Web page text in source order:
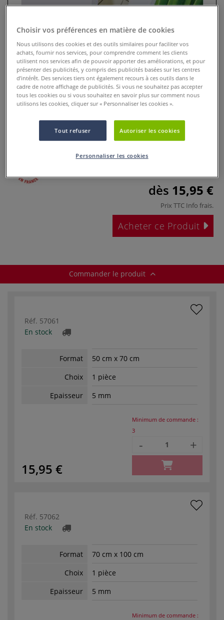
Airplac®EXPO Adhesive
0 Commentaires
support haut de gamme pour le contrecollage et le montage
de documents.
Plus
dès 15,95 €
Prix TTC Info frais.
Acheter ce Produit
Commander le produit
Réf. 57061
En stock
Format
50 cm x 70 cm
Choix
1 pièce
Epaisseur
5 mm
15,95 €
Minimum de commande :
3
- +
Réf. 57062
En stock
Format
70 cm x 100 cm
Choix
1 pièce
Epaisseur
5 mm
Minimum de commande :
Choisir vos préférences en matière de cookies
Nous utilisons des cookies et des outils similaires pour faciliter vos
achats, fournir nos services, pour comprendre comment les clients
utilisent nos services afin de pouvoir apporter des améliorations, et pour
présenter des publicités, y compris des publicités basées sur les centres
d’intérêt. Des services tiers ont également recours à ces outils dans le
cadre de notre affichage de publicités. Si vous ne souhaitez pas accepter
tous les cookies ou si vous souhaitez en savoir plus sur comment nous
utilisons les cookies, cliquer sur « Personnaliser les cookies ».
Tout refuser Autoriser les cookies
Personnaliser les cookies